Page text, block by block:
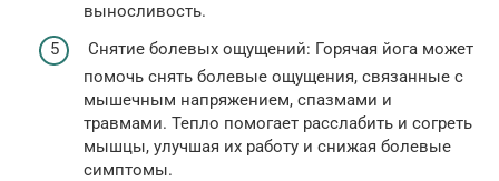
выносливость.
Снятие болевых ощущений: Горячая йога может
помочь снять болевые ощущения, связанные с
мышечным напряжением, спазмами и
травмами. Тепло помогает расслабить и согреть
мышцы, улучшая их работу и снижая болевые
симптомы.